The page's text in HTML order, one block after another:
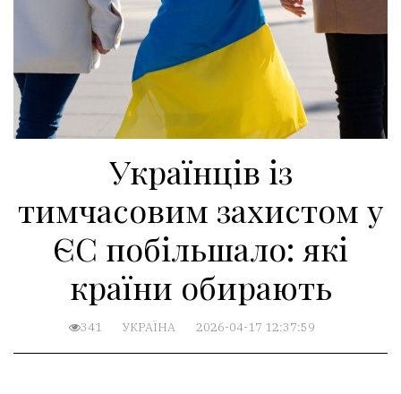
Українців із
тимчасовим захистом у
ЄС побільшало: які
країни обирають
341 УКРАЇНА 2026-04-17 12:37:59